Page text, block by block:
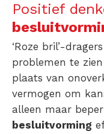
Positief
‘Roze bril’-
problemen te
plaats van
vermogen om
alleen maar
besluitvorming